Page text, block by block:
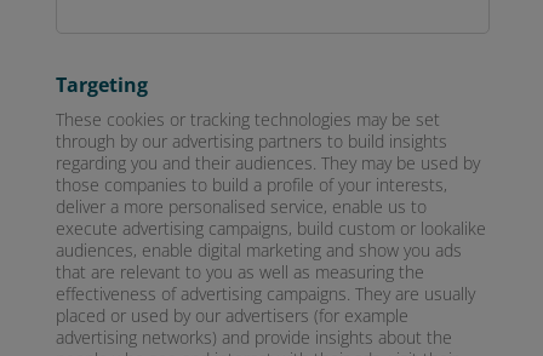
Targeting
These cookies or tracking technologies may be set
through by our advertising partners to build insights
regarding you and their audiences. They may be used by
those companies to build a profile of your interests,
deliver a more personalised service, enable us to
execute advertising campaigns, build custom or lookalike
audiences, enable digital marketing and show you ads
that are relevant to you as well as measuring the
effectiveness of advertising campaigns. They are usually
placed or used by our advertisers (for example
advertising networks) and provide insights about the